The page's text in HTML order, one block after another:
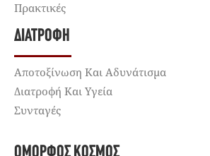
Πρακτικές
ΔΙΑΤΡΟΦΉ
Αποτοξίνωση Και Αδυνάτισμα
Διατροφή Και Υγεία
Συνταγές